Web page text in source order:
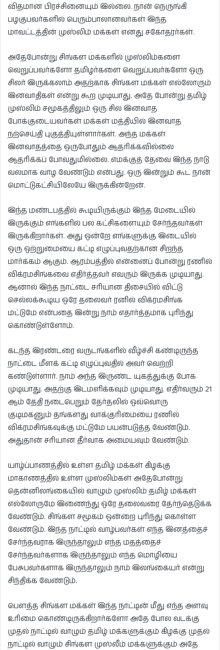
விதமான பிரச்சினையும் இல்லை. நான் நெருங்கி
பழகுபவர்களில் பெரும்பாலானவர்கள் இந்த
மாவட்டத்தின் முஸ்லிம் மக்கள் எனது சகோதரர்கள்.
அதேபோன்று சிங்கள மக்களில் முஸ்லிம்களை
வெறுப்பவர்களோ தமிழர்களை வெறுப்பவர்களோ ஒரு
சிலர் இருக்கலாம் அதற்காக சிங்கள மக்கள் எல்லோரும்
இனவாதிகள் என்று கூற முடியாது. அதே போன்று தமிழ்
முஸ்லிம் சமூகத்திலும் ஒரு சில இனவாத
போக்குடையவர்கள் மக்கள் மத்தியில் இனவாத
நற்செய்தி புகுத்தியுள்ளார்கள். அந்த மக்கள்
இனவாதத்தை ஒருபோதும் ஆதரிக்கவில்லை
ஆதரிக்கப் போவதுமில்லை. எமக்குத் தேவை இந்த நாடு
வலமாக வாழ வேண்டும் என்பது. ஒரு இன்றும் கூட நான்
மொட்டுகட்சியிலேயே இருக்கின்றேன்.
இந்த மண்டபத்தில் கூடியிருக்கும் இந்த மேடையில்
இருக்கும் எங்களில் பல கட்சிகளையும் சேர்ந்தவர்கள்
இருக்கிறார்கள். அது ஒன்றே எங்களுக்கு இடையில்
ஒரு ஒற்றுமையை கட்டி எழுப்புவதற்கான சிறந்த
மார்க்கம் ஆகும். ஆரம்பத்தில் என்னைப் போன்று ரணில்
விக்ரமசிங்கவை எதிர்த்தவர் எவரும் இருக்க முடியாது.
ஆனால் இந்த நாட்டை சரியான திசையில் விட்டு
செல்லக்கூடிய ஒரே தலைவர் ரனில் விக்ரமசிங்க
மட்டுமே என்பதை இன்று நாம் எதார்த்தமாக புரிந்து
கொண்டுள்ளோம்.
கடந்த இரண்டரை வருடங்களில் வீழ்ச்சி கண்டிருந்த
நாட்டை மீளக் கட்டி எழுப்புவதில் அவர் வெற்றி
கண்டுள்ளார். நாம் அந்த இருண்ட யுகத்துக்கு போக
முடியாது. அதற்கு இடமளிக்கவும் முடியாது. எதிர்வரும் 21
ஆம் தேதி நடைபெறும் தேர்தலில் ஒவ்வொரு
குடிமகனும் தங்களது வாக்குரிமையை ரணில்
விக்ரமசிங்கவுக்கு மட்டுமே பயன்படுத்த வேண்டும்.
அதுதான் சரியான தீர்வாக அமையவும் வேண்டும்.
யாழ்ப்பாணத்தில் உள்ள தமிழ் மக்கள் கிழக்கு
மாகாணத்தில் உள்ள முஸ்லிம்கள் அதேபோன்று
தென்னிலங்கையில் வாழும் முஸ்லிம் தமிழ் மக்கள்
எல்லோருமே இணைந்து ஒரே தலைவரை தேர்ந்தெடுக்க
வேண்டும். சிங்கள சமூகம் ஒன்றை புரிந்து கொள்ள
வேண்டும். இந்த நாட்டில் வாழ்பவர்கள் எந்த இனத்தைச்
சேர்ந்தவராக இருந்தாலும் எந்த மதத்தைச்
சேர்ந்தவர்களாக இருந்தாலும் எந்த மொழியை
பேசுபவர்களாக இருந்தாலும் நாம் இலங்கையர் என்று
சிந்திக்க வேண்டும்.
பௌத்த சிங்கள மக்கள் இந்த நாட்டின் மீது எந்த அளவு
உரிமை கொண்டிருக்கிறார்களோ அதே போல வடக்கு
முதல் நாட்டில் வாழும் தமிழ் மக்களுக்கும் கிழக்கு முதல்
நாட்டில் வாழும் சிங்கள முஸ்லீம் மக்களுக்கும் அதே